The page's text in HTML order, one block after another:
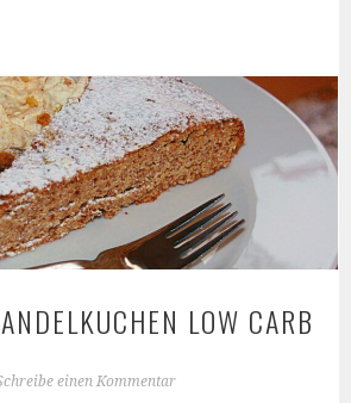
LOW CARB
einen Kommentar